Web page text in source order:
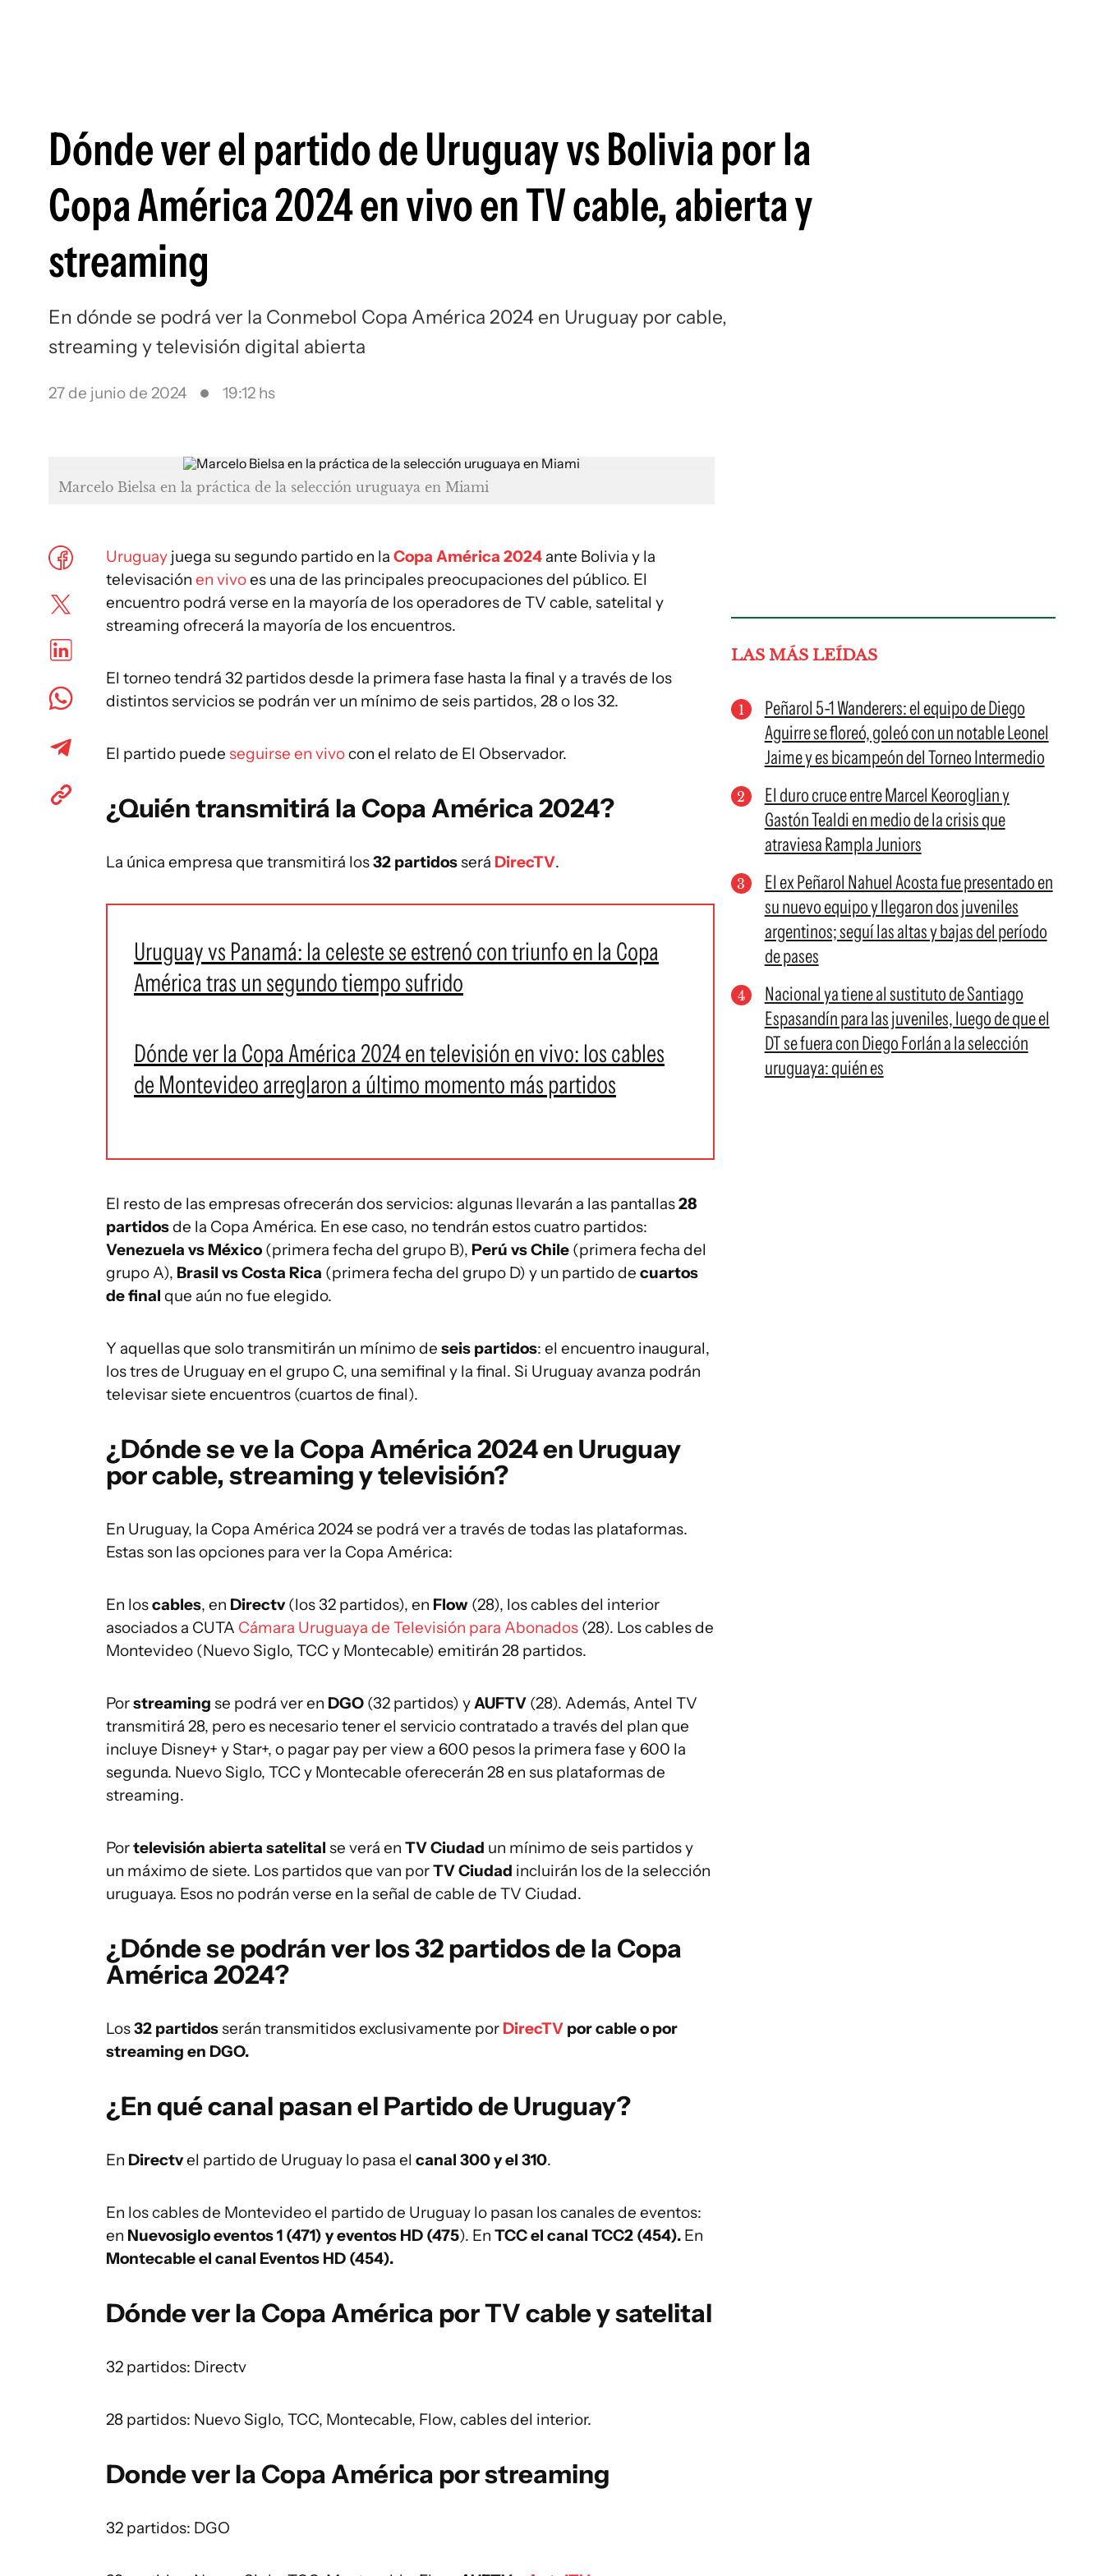
Dónde ver el partido de Uruguay vs Bolivia por la
Copa América 2024 en vivo en TV cable, abierta y
streaming
En dónde se podrá ver la Conmebol Copa América 2024 en Uruguay por cable,
streaming y televisión digital abierta
27 de junio de 2024 19:12 hs
Marcelo Bielsa en la práctica de la selección uruguaya en Miami
Uruguay juega su segundo partido en la Copa América 2024 ante Bolivia y la
televisación en vivoes una de las principales preocupaciones del público. El
encuentro podrá verse en la mayoría de los operadores de TV cable, satelital y
streaming ofrecerá la mayoría de los encuentros.
El torneo tendrá 32 partidos desde la primera fase hasta la final y a través de los
distintos servicios se podrán ver un mínimo de seis partidos, 28 o los 32.
El partido puede seguirse en vivocon el relato de El Observador.
¿Quién transmitirá la Copa América2024?
La única empresa que transmitirá los32 partidosserá DirecTV.
Uruguay vs Panamá: la celeste se estrenó con triunfo en la Copa
América tras un segundo tiempo sufrido
Dónde ver la Copa América 2024 en televisión en vivo: los cables
de Montevideo arreglaron a último momento más partidos
El resto de las empresas ofrecerán dos servicios: algunas llevarán a las pantallas28
partidosde la Copa América. En ese caso, no tendrán estos cuatro partidos:
Venezuela vs México (primera fecha del grupo B), Perú vs Chile (primera fecha del
grupo A), Brasil vs Costa Rica (primera fecha del grupo D) y un partido de cuartos
de final que aún no fue elegido.
Y aquellas que solo transmitirán un mínimo de seis partidos: el encuentro inaugural,
los tres de Uruguay en el grupo C, una semifinal y la final. Si Uruguay avanza podrán
televisar siete encuentros (cuartos de final).
¿Dónde se ve la Copa América 2024en Uruguay
por cable, streaming y televisión?
En Uruguay, la Copa América 2024 se podrá ver a través de todas las plataformas.
Estas son las opciones para ver la Copa América:
En loscables, en Directv(los 32 partidos), en Flow (28), los cables del interior
asociados a CUTA Cámara Uruguaya de Televisión para Abonados (28). Los cables de
Montevideo (Nuevo Siglo, TCC y Montecable) emitirán 28 partidos.
Porstreaming se podrá ver en DGO (32 partidos) yAUFTV (28). Además, Antel TV
transmitirá 28, pero es necesario tener el servicio contratado a través del plan que
incluye Disney+ y Star+, o pagar pay per view a 600 pesos la primera fase y 600 la
segunda. Nuevo Siglo, TCC y Montecable oferecerán 28 en sus plataformas de
streaming.
Portelevisión abierta satelital se verá en TV Ciudad un mínimo de seis partidos y
un máximo de siete. Los partidos que van porTV Ciudad incluirán los de la selección
uruguaya. Esos no podrán verse en la señal de cable de TV Ciudad.
¿Dónde se podrán ver los 32 partidos de la Copa
América 2024?
Los32 partidosserán transmitidos exclusivamente por DirecTV por cable o por
streaming en DGO.
¿En qué canal pasan el Partido de Uruguay?
En Directvel partido de Uruguay lo pasa el canal 300 y el 310.
En los cables de Montevideo el partido de Uruguay lo pasan los canales de eventos:
en Nuevosiglo eventos 1 (471) y eventos HD (475). En TCC el canal TCC2 (454). En
Montecable el canal Eventos HD (454).
Dónde ver la Copa América por TV cable y satelital
32 partidos: Directv
28 partidos: Nuevo Siglo, TCC, Montecable, Flow, cables del interior.
Donde ver la Copa América por streaming
32 partidos: DGO
LAS MÁS LEÍDAS
Peñarol 5-1 Wanderers: el equipo de Diego
Aguirre se floreó, goleó con un notable Leonel
Jaime y es bicampeón del Torneo Intermedio
El duro cruce entre Marcel Keoroglian y
Gastón Tealdi en medio de la crisis que
atraviesa Rampla Juniors
El ex Peñarol Nahuel Acosta fue presentado en
su nuevo equipo y llegaron dos juveniles
argentinos; seguí las altas y bajas del período
de pases
Nacional ya tiene al sustituto de Santiago
Espasandín para las juveniles, luego de que el
DT se fuera con Diego Forlán a la selección
uruguaya: quién es